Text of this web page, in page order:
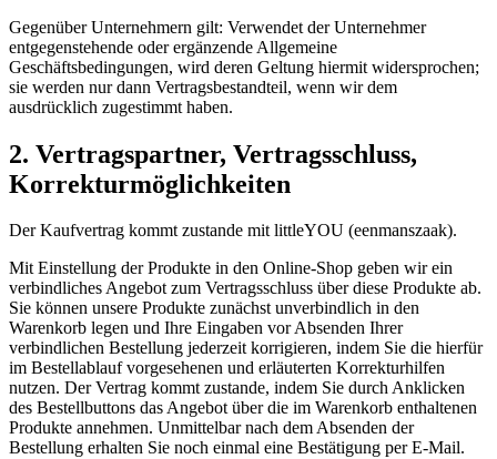
Gegenüber Unternehmern gilt: Verwendet der Unternehmer
entgegenstehende oder ergänzende Allgemeine
Geschäftsbedingungen, wird deren Geltung hiermit widersprochen;
sie werden nur dann Vertragsbestandteil, wenn wir dem
ausdrücklich zugestimmt haben.
2. Vertragspartner, Vertragsschluss,
Korrekturmöglichkeiten
Der Kaufvertrag kommt zustande mit littleYOU (eenmanszaak).
Mit Einstellung der Produkte in den Online-Shop geben wir ein
verbindliches Angebot zum Vertragsschluss über diese Produkte ab.
Sie können unsere Produkte zunächst unverbindlich in den
Warenkorb legen und Ihre Eingaben vor Absenden Ihrer
verbindlichen Bestellung jederzeit korrigieren, indem Sie die hierfür
im Bestellablauf vorgesehenen und erläuterten Korrekturhilfen
nutzen. Der Vertrag kommt zustande, indem Sie durch Anklicken
des Bestellbuttons das Angebot über die im Warenkorb enthaltenen
Produkte annehmen. Unmittelbar nach dem Absenden der
Bestellung erhalten Sie noch einmal eine Bestätigung per E-Mail.